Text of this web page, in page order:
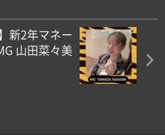
新2年マネー
山田菜々美